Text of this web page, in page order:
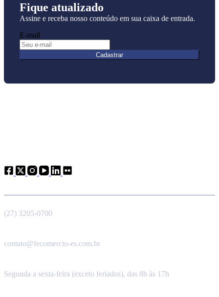
Fique atualizado
Assine e receba nosso conteúdo em sua caixa de entrada.
E-mail
Cadastrar
(27) 3205-0700
contato@fecomercio-es.com.br
Segunda a sexta-feira (exceto feriados), das 8h às 17h